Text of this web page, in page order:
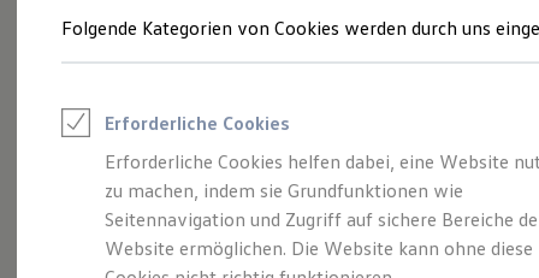
Junge Gebrauchtwagen und Gebrauchtwagen
Saisonangebote
Leasing
Leasing-Angebote
Gebrauchtwagen Leasing
Junge Gebrauchtwagen-Leasing
Elektroauto Leasing
Kleinwagen-Leasing
Eine Spur Extra. Der
Folgende Kategorien von Cookies werden durch uns
Erforderliche Cookies
Erforderliche Cookies helfen dabei, eine Website
zu machen, indem sie Grundfunktionen wie
Seitennavigation und Zugriff auf sichere Bereiche
Website ermöglichen. Die Website kann ohne diese